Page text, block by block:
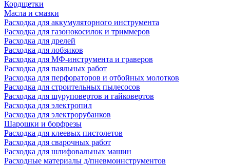
Кордщетки
Масла и смазки
Расходка для аккумуляторного инструмента
Расходка для газонокосилок и триммеров
Расходка для дрелей
Расходка для лобзиков
Расходка для МФ-инструмента и граверов
Расходка для паяльных работ
Расходка для перфораторов и отбойных молотков
Расходка для строительных пылесоcов
Расходка для шуруповертов и гайковертов
Расходка для электропил
Расходка для электрорубанков
Шарошки и борфрезы
Расходка для клеевых пистолетов
Расходка для сварочных работ
Расходка для шлифовальных машин
Расходные материалы д/пневмоинструментов